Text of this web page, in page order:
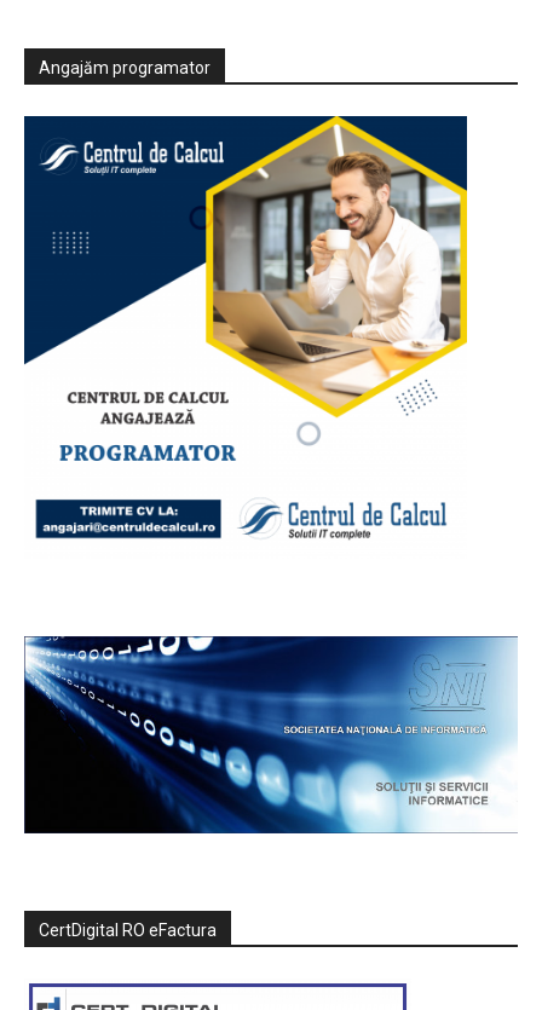
Angajăm programator
CertDigital RO eFactura